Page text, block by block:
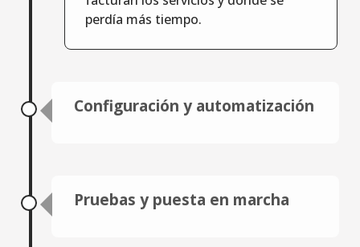
perdía más tiempo.
Configuración y automatización
conectamos entre sí a través de APIs. El
Pruebas y puesta en marcha